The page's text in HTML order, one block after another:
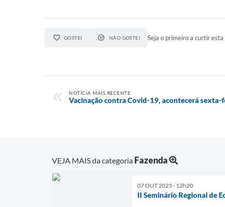
GOSTEI NÃO GOSTEI Seja o primeiro a curtir esta
NOTÍCIA MAIS RECENTE
Vacinação contra Covid-19, acontecerá sexta-
VEJA MAIS da categoria Fazenda
07 OUT 2025 - 12h20
II Seminário Regional de